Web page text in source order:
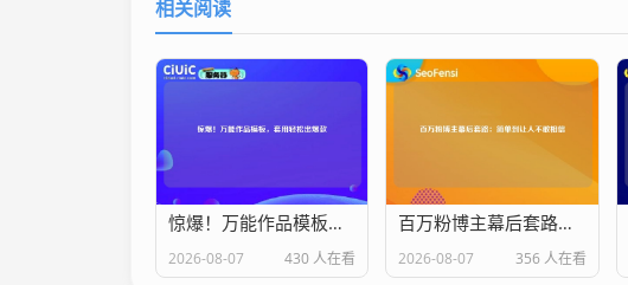
相关阅读
惊爆！万能作品模板，套用轻松出爆款
2026-08-07 430 人在看
百万粉博主幕后套路：简单到让人不敢相信
2026-08-07 356 人在看